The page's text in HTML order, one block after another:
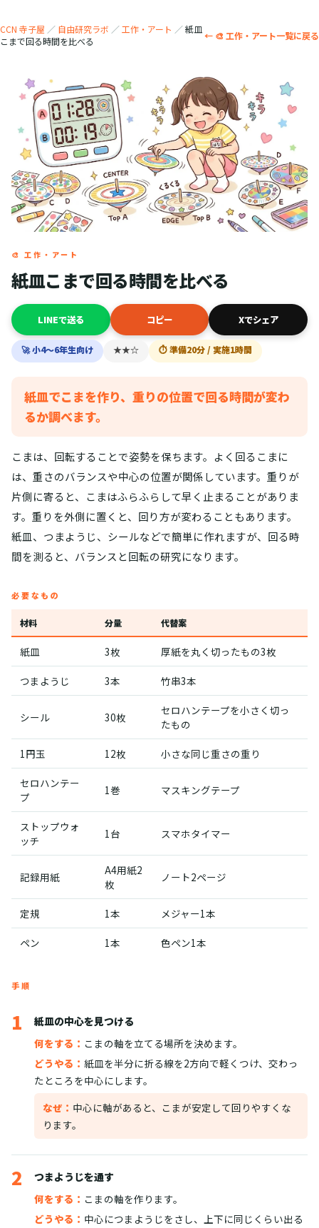
CCN 寺子屋 ／ 自由研究ラボ ／工作・アート ／紙皿
こまで回る時間を比べる
← 🎨 工作・アート一覧に戻る
🎨 工作・アート
紙皿こまで回る時間を比べる
LINEで送る コピー Xでシェア
🚀 小4〜6年生向け ★★☆ ⏱ 準備20分 / 実施1時間
紙皿でこまを作り、重りの位置で回る時間が変わ
るか調べます。
こまは、回転することで姿勢を保ちます。よく回るこまに
は、重さのバランスや中心の位置が関係しています。重りが
片側に寄ると、こまはふらふらして早く止まることがありま
す。重りを外側に置くと、回り方が変わることもあります。
紙皿、つまようじ、シールなどで簡単に作れますが、回る時
間を測ると、バランスと回転の研究になります。
必要なもの
材料 分量 代替案
紙皿 3枚 厚紙を丸く切ったもの3枚
つまようじ 3本 竹串3本
シール 30枚
セロハンテープを小さく切っ
たもの
1円玉 12枚 小さな同じ重さの重り
セロハンテー
プ
1巻 マスキングテープ
ストップウォ
ッチ
1台 スマホタイマー
記録用紙
A4用紙2
枚
ノート2ページ
定規 1本 メジャー1本
ペン 1本 色ペン1本
手順
1
紙皿の中心を見つける
何をする： こまの軸を立てる場所を決めます。
どうやる： 紙皿を半分に折る線を2方向で軽くつけ、交わっ
たところを中心にします。
なぜ： 中心に軸があると、こまが安定して回りやすくな
ります。
2
つまようじを通す
何をする： こまの軸を作ります。
どうやる： 中心につまようじをさし、上下に同じくらい出る